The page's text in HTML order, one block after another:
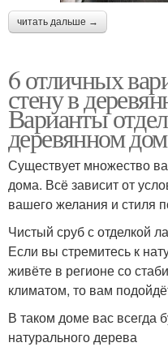
читать дальше →
6 отличных
стену в
Варианты
деревянном
Существует множество
дома. Всё зависит от
вашего желания и стиля
Чистый сруб с отделкой
Если вы стремитесь к
живёте в регионе со
климатом, то вам
В таком доме вас всегда
натурального дерева